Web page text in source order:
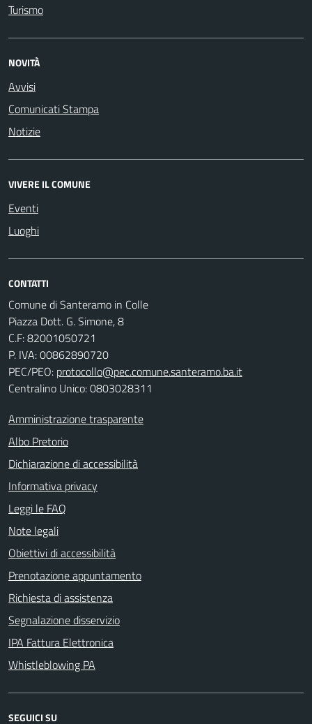
Turismo
NOVITÀ
Avvisi
Comunicati Stampa
Notizie
VIVERE IL COMUNE
Eventi
Luoghi
CONTATTI
Comune di Santeramo in Colle
Piazza Dott. G. Simone, 8
C.F:82001050721
P. IVA:00862890720
PEC/PEO: protocollo@pec.comune.santeramo.ba.it
Centralino Unico: 0803028311
Amministrazione trasparente
Albo Pretorio
Dichiarazione di accessibilità
Informativa privacy
Leggi le FAQ
Note legali
Obiettivi di accessibilità
Prenotazione appuntamento
Richiesta di assistenza
Segnalazione disservizio
IPA Fattura Elettronica
Whistleblowing PA
SEGUICI SU